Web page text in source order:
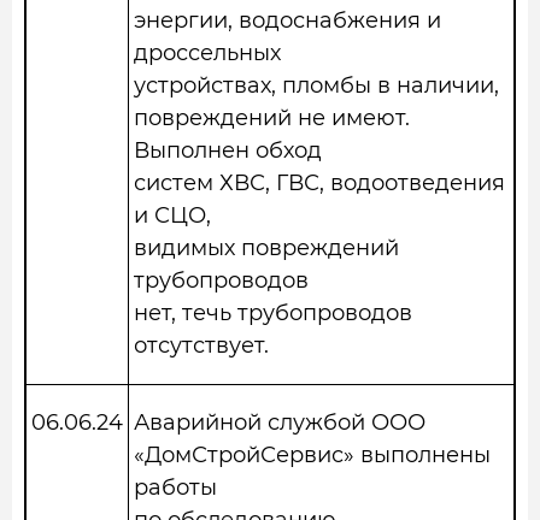
энергии, водоснабжения и
дроссельных
устройствах, пломбы в наличии,
повреждений не имеют.
Выполнен обход
систем ХВС, ГВС, водоотведения
и СЦО,
видимых повреждений
трубопроводов
нет, течь трубопроводов
отсутствует.
06.06.24 Аварийной службой ООО
«ДомСтройСервис» выполнены
работы